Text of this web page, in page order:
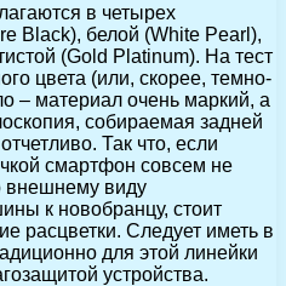
в четырех
Black), белой (White Pearl),
(Gold Platinum). На тест
цвета (или, скорее, темно-
– материал очень маркий, а
собираемая задней
Так что, если
смартфон совсем не
внешнему виду
к новобранцу, стоит
расцветки. Следует иметь в
для этой линейки
устройства.